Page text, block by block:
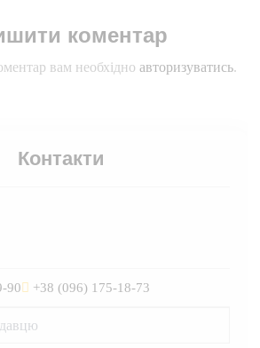
коментар
вам необхідно авторизуватись.
Контакти
90 +38 (096) 175-18-73